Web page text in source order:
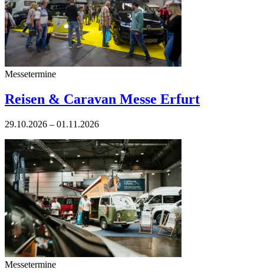
Messetermine
Reisen & Caravan Messe Erfurt
29.10.2026 – 01.11.2026
Messetermine